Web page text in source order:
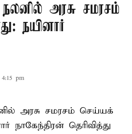
அரசு சமரசம்
நயினார்
pm
அரசு சமரசம் செய்யக்
நாகேந்திரன் தெரிவித்து